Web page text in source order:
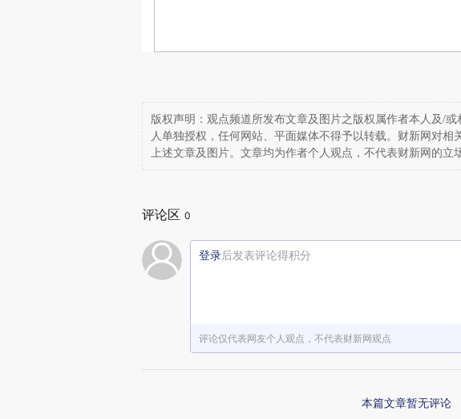
版权声明：观点频道所发布文章及图片之版权属作者本人及/
人单独授权，任何网站、平面媒体不得予以转载。财新网对
上述文章及图片。文章均为作者个人观点，不代表财新网的立
评论区 0
登录后发表评论得积分
评论仅代表网友个人观点，不代表财新网观点
本篇文章暂无评论